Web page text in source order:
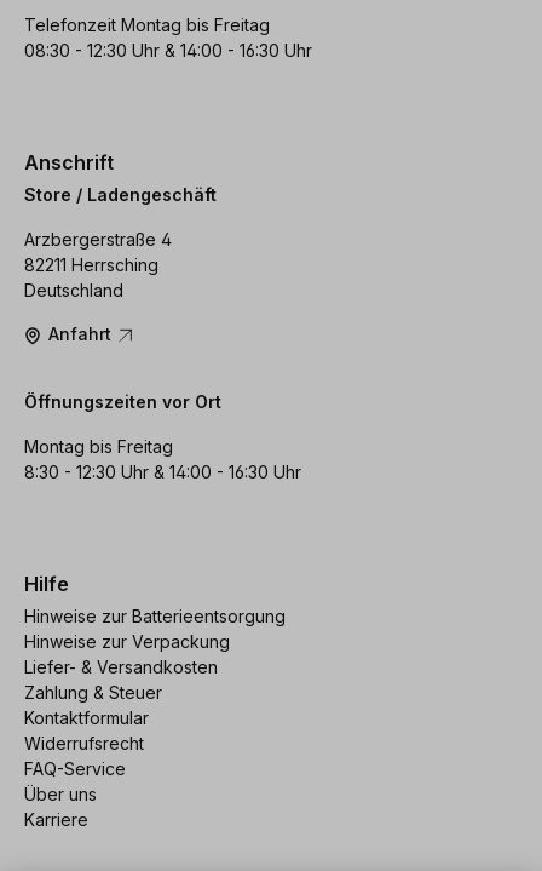
Telefonzeit Montag bis Freitag
08:30 - 12:30 Uhr & 14:00 - 16:30 Uhr
Anschrift
Store / Ladengeschäft
Arzbergerstraße 4
82211 Herrsching
Deutschland
Anfahrt
Öffnungszeiten vor Ort
Montag bis Freitag
8:30 - 12:30 Uhr & 14:00 - 16:30 Uhr
Hilfe
Hinweise zur Batterieentsorgung
Hinweise zur Verpackung
Liefer- & Versandkosten
Zahlung & Steuer
Kontaktformular
Widerrufsrecht
FAQ-Service
Über uns
Karriere